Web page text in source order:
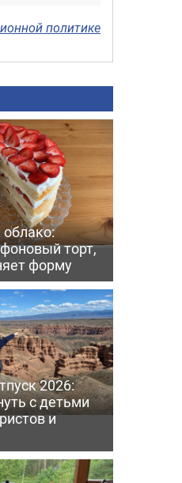
политике
торт,
форму
2026:
с детьми
и